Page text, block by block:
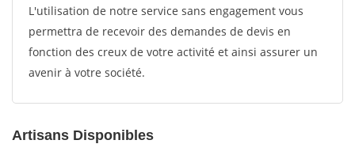
L'utilisation de notre service sans engagement vous
permettra de recevoir des demandes de devis en
fonction des creux de votre activité et ainsi assurer un
avenir à votre société.
Artisans Disponibles